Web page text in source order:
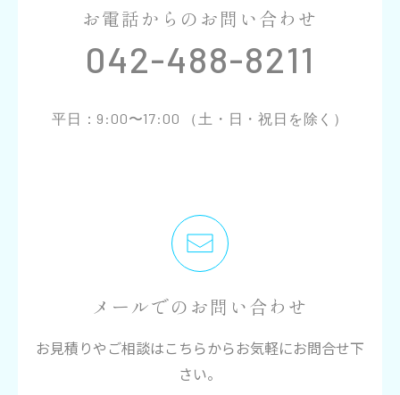
お電話からのお問い合わせ
042-488-8211
平日：9:00〜17:00 （土・日・祝日を除く）
メールでのお問い合わせ
お見積りやご相談はこちらからお気軽にお問合せ下
さい。